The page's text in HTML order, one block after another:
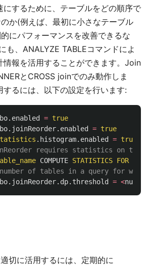
にするために、テーブルをどの順序で
か(例えば、最初に小さなテーブル
にパフォーマンスを改善できるな
も、ANALYZE TABLEコマンドによ
情報を活用することができます。Join
とCROSS joinでのみ動作しま
するには、以下の設定を行います:
. enabled = true
. joinReorder. enabled = true
. histogram. enabled = true
requires statistics on
COMPUTE STATISTICS FOR
number of tables in a query for
. joinReorder. dp. threshold = <number
切に活用するには、定期的に